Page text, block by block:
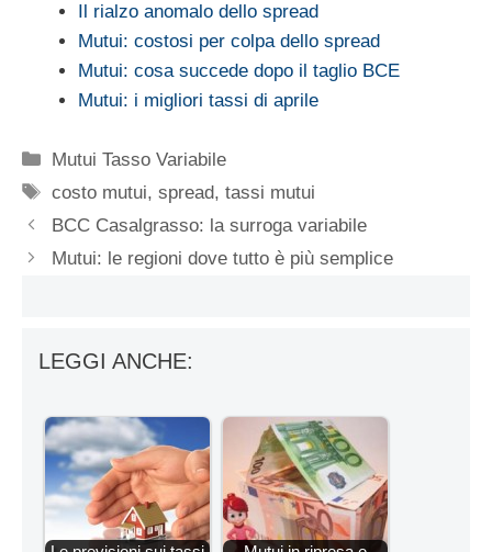
Il rialzo anomalo dello spread
Mutui: costosi per colpa dello spread
Mutui: cosa succede dopo il taglio BCE
Mutui: i migliori tassi di aprile
Categorie
Mutui Tasso Variabile
Tag
costo mutui,spread,tassi mutui
BCC Casalgrasso: la surroga variabile
Mutui: le regioni dove tutto è più semplice
LEGGI ANCHE: